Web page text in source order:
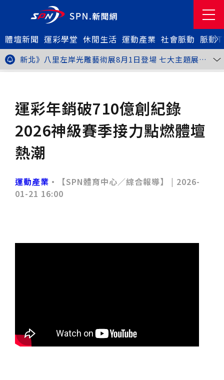
體壇新聞 運彩學堂 休閒生活 運動產業 社會脈動 脈動
金牌搖籃驚傳「球荒」！江啟臣偕運彩公會挺萬和國
中，捐贈 1800 顆羽球助小將 4 月全中運奪金
台中》15分鐘的診療，13年的堅持！ 中山醫大牙醫系
跨海義診13年
新北》八里左岸光雕藝術展8月1日登場 七大主題展區
打造夏夜光影盛宴
台中》中聯油脂案釀全民恐慌 議員張芬郁質詢轟食安稽
適圈」祕笈
台中》食安風暴擴大 中彰投苗縣市長參選人提「食安聯
防治理平台」等3主張
台中》中山醫大攜手新創登陸亞洲生技展 發表「微奈米
眼用鏡片」等13項臨床研發技術
高雄》啟用近30年迎來外觀與結構重塑 高雄旗津輪渡
站改造完工啟用
縮短藥效等待期！中山附醫引進速效抗憂鬱鼻噴劑 24
正式啟用
專題人物》我不是會長，是歐巴桑！」穆閩珠自掏腰包
台中》中捷聯名VTuber活動告捷 首5日運量增24%周
邊營收破250萬
台中》看好綠美圖 大巨蛋商機！星享道攜手萬豪 打造
解失明與腦炎危機
參山處「梨山原民歌舞與工藝體驗」6月登場 結合永續
觀光推深度部落旅遊
台中》中央挹注逾8成！蔡其昌爭取4980萬 翻新清水五
運彩年銷破710億創紀錄
2026神級賽季接力點燃體壇
熱潮
運動產業 •【SPN體育中心／綜合報導】 | 2026-
01-21 16:00